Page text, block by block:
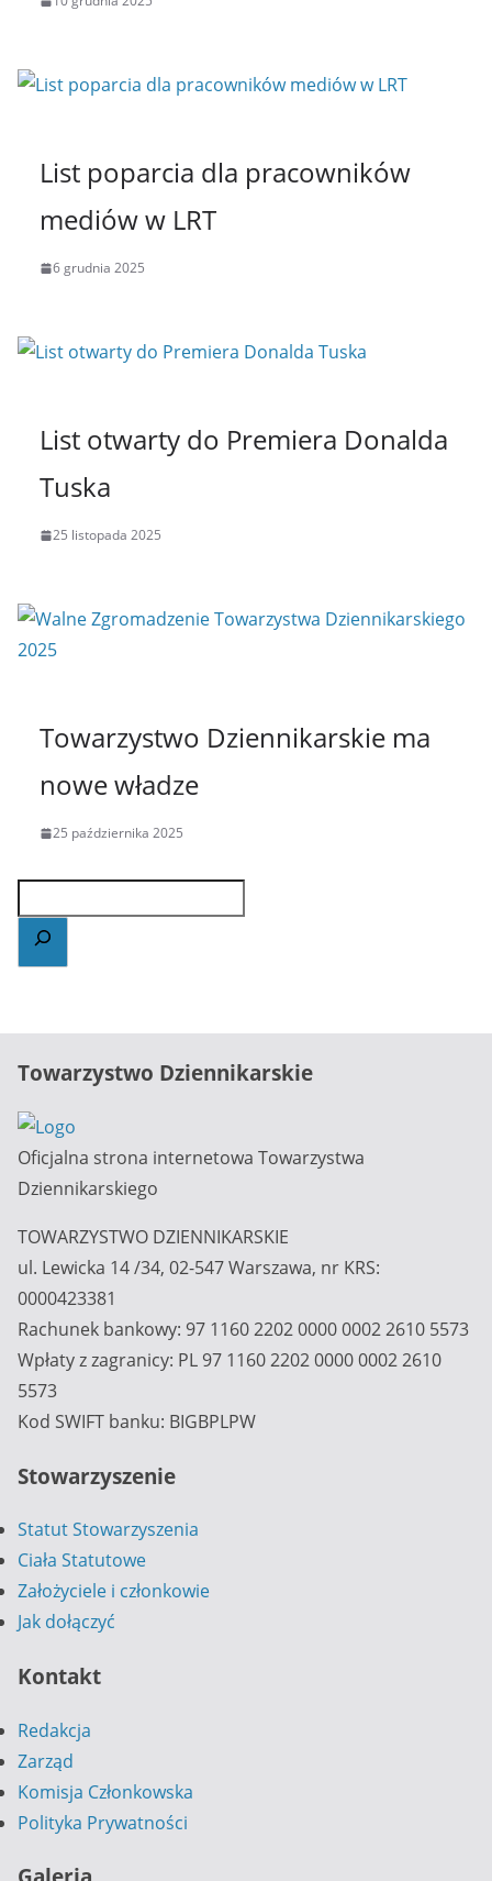
List poparcia dla pracowników
mediów w LRT
6 grudnia 2025
List otwarty do Premiera Donalda
Tuska
25 listopada 2025
Towarzystwo Dziennikarskie ma
nowe władze
25 października 2025
Towarzystwo Dziennikarskie
Oficjalna strona internetowa Towarzystwa
Dziennikarskiego
TOWARZYSTWO DZIENNIKARSKIE
ul. Lewicka 14 /34, 02-547 Warszawa, nr KRS:
0000423381
Rachunek bankowy: 97 1160 2202 0000 0002 2610 5573
Wpłaty z zagranicy: PL 97 1160 2202 0000 0002 2610
5573
Kod SWIFT banku: BIGBPLPW
Stowarzyszenie
Statut Stowarzyszenia
Ciała Statutowe
Założyciele i członkowie
Jak dołączyć
Kontakt
Redakcja
Zarząd
Komisja Członkowska
Polityka Prywatności